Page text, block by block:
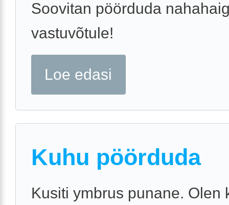
Soovitan pöörduda
vastuvõtule!
Loe edasi
Kuhu pöörduda
Kusiti ymbrus punane. Olen